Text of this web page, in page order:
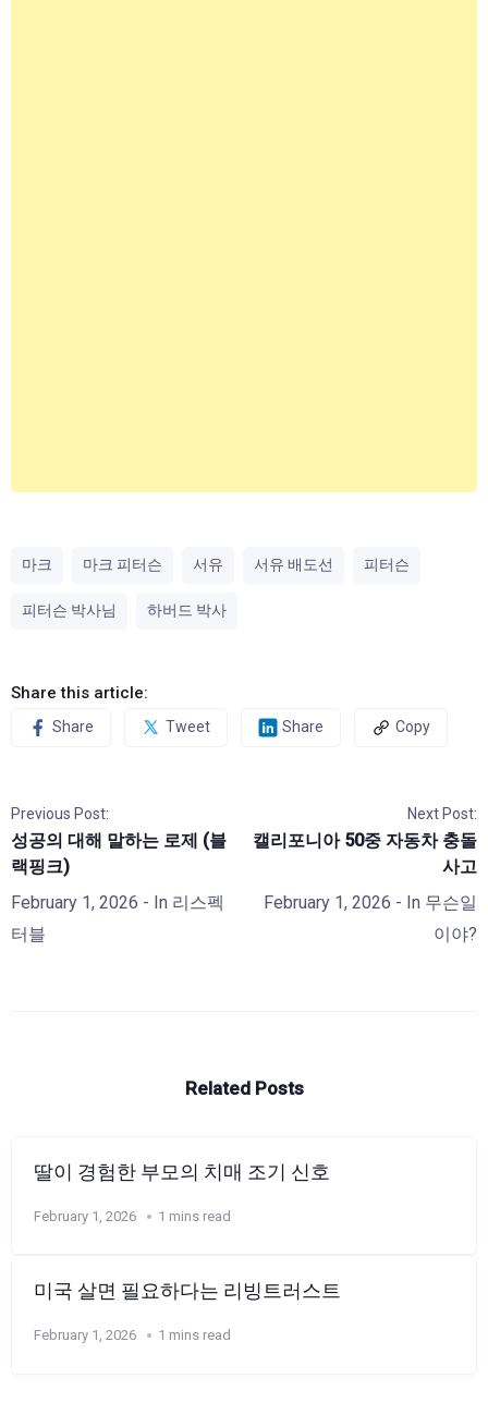
마크 마크 피터슨 서유 서유 배도선 피터슨
피터슨 박사님 하버드 박사
Share this article:
Share Tweet Share Copy
Previous Post:
성공의 대해 말하는 로제 (블
랙핑크)
February 1, 2026 - In 리스펙
터블
Next Post:
캘리포니아 50중 자동차 충돌
사고
February 1, 2026 - In 무슨일
이야?
Related Posts
딸이 경험한 부모의 치매 조기 신호
February 1, 2026 1 mins read
미국 살면 필요하다는 리빙트러스트
February 1, 2026 1 mins read